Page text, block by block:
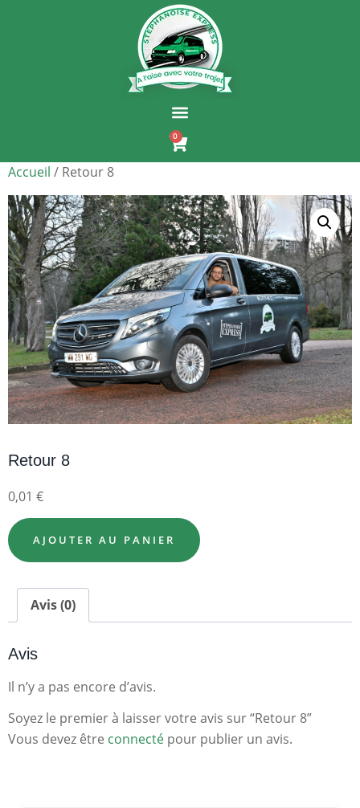
0
Accueil / Retour 8
Retour 8
0,01 €
AJOUTER AU PANIER
Avis (0)
Avis
Il n’y a pas encore d’avis.
Soyez le premier à laisser votre avis sur “Retour 8”
Vous devez être connecté pour publier un avis.